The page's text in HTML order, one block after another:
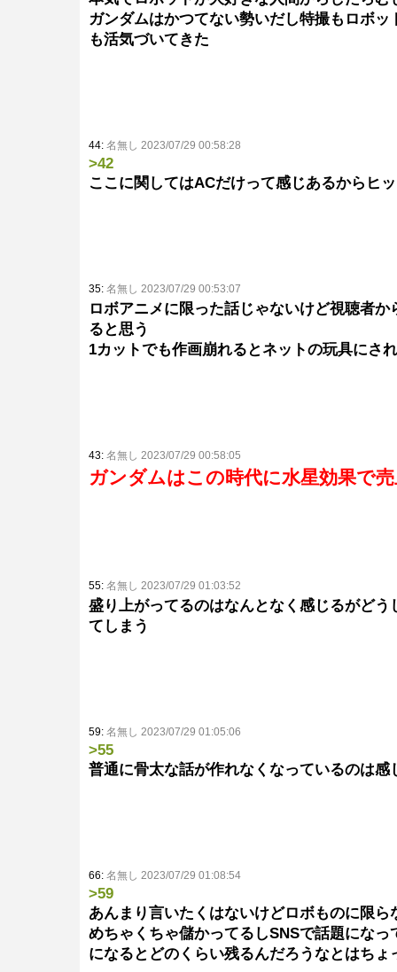
ガンダムはかつてない勢いだし特撮もロボ
も活気づいてきた
44: 名無し 2023/07/29 00:58:28
>42
ここに関してはACだけって感じあるからヒ
35: 名無し 2023/07/29 00:53:07
ロボアニメに限った話じゃないけど視聴者
ると思う
1カットでも作画崩れるとネットの玩具にさ
43: 名無し 2023/07/29 00:58:05
ガンダムはこの時代に水星効果で
55: 名無し 2023/07/29 01:03:52
盛り上がってるのはなんとなく感じるがど
てしまう
59: 名無し 2023/07/29 01:05:06
>55
普通に骨太な話が作れなくなっているのは感
66: 名無し 2023/07/29 01:08:54
>59
あんまり言いたくはないけどロボものに限ら
めちゃくちゃ儲かってるしSNSで話題にな
になるとどのくらい残るんだろうなとはちょ